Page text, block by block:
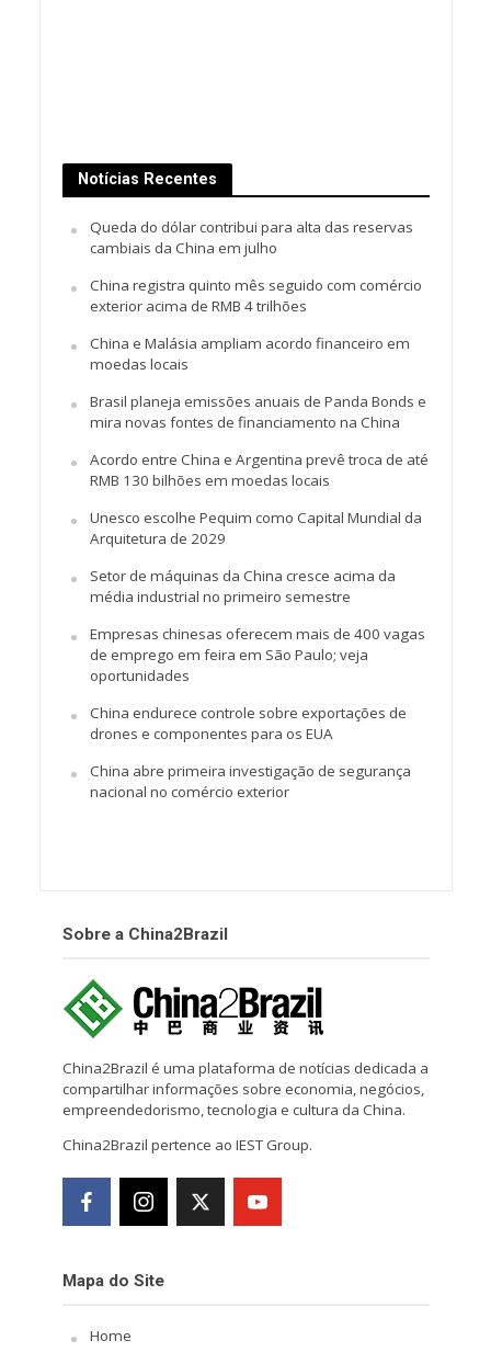
Notícias Recentes
Queda do dólar contribui para alta das reservas
cambiais da China em julho
China registra quinto mês seguido com comércio
exterior acima de RMB 4 trilhões
China e Malásia ampliam acordo financeiro em
moedas locais
Brasil planeja emissões anuais de Panda Bonds e
mira novas fontes de financiamento na China
Acordo entre China e Argentina prevê troca de até
RMB 130 bilhões em moedas locais
Unesco escolhe Pequim como Capital Mundial da
Arquitetura de 2029
Setor de máquinas da China cresce acima da
média industrial no primeiro semestre
Empresas chinesas oferecem mais de 400 vagas
de emprego em feira em São Paulo; veja
oportunidades
China endurece controle sobre exportações de
drones e componentes para os EUA
China abre primeira investigação de segurança
nacional no comércio exterior
Sobre a China2Brazil
China2Brazil é uma plataforma de notícias dedicada a
compartilhar informações sobre economia, negócios,
empreendedorismo, tecnologia e cultura da China.
China2Brazil pertence ao IEST Group.
Mapa do Site
Home